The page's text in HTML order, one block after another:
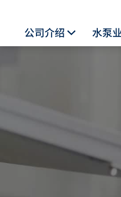
公司介绍 Toggle水泵